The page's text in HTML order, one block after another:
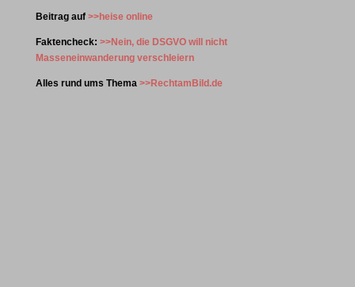
Beitrag auf >>heise online
Faktencheck: >>Nein, die DSGVO will nicht
Masseneinwanderung verschleiern
Alles rund ums Thema >>RechtamBild.de